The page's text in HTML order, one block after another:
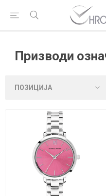
Призводи